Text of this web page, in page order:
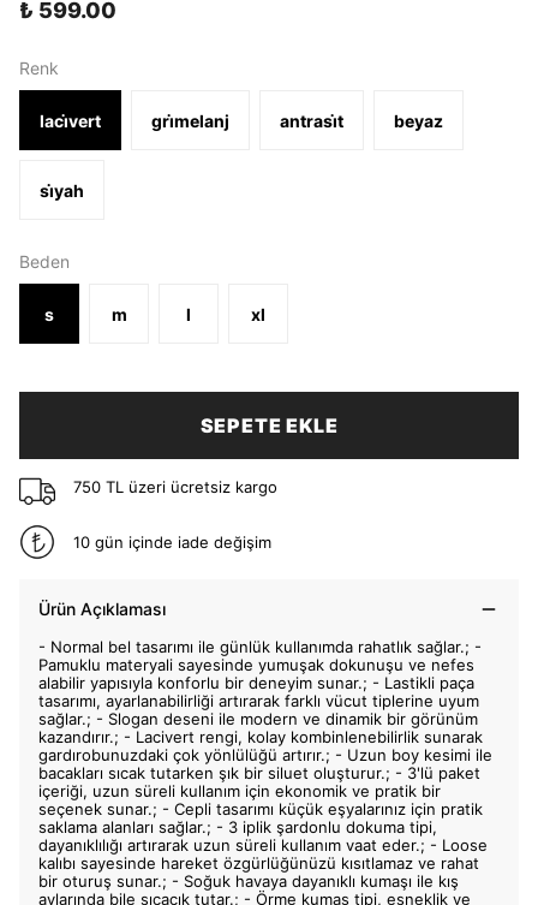
₺ 599.00
Renk
laci̇vert gri̇melanj antrasi̇t beyaz
si̇yah
Beden
s m l xl
SEPETE EKLE
750 TL üzeri ücretsiz kargo
10 gün içinde iade değişim
Ürün Açıklaması
- Normal bel tasarımı ile günlük kullanımda rahatlık sağlar.; -
Pamuklu materyali sayesinde yumuşak dokunuşu ve nefes
alabilir yapısıyla konforlu bir deneyim sunar.; - Lastikli paça
tasarımı, ayarlanabilirliği artırarak farklı vücut tiplerine uyum
sağlar.; - Slogan deseni ile modern ve dinamik bir görünüm
kazandırır.; - Lacivert rengi, kolay kombinlenebilirlik sunarak
gardırobunuzdaki çok yönlülüğü artırır.; - Uzun boy kesimi ile
bacakları sıcak tutarken şık bir siluet oluşturur.; - 3'lü paket
içeriği, uzun süreli kullanım için ekonomik ve pratik bir
seçenek sunar.; - Cepli tasarımı küçük eşyalarınız için pratik
saklama alanları sağlar.; - 3 iplik şardonlu dokuma tipi,
dayanıklılığı artırarak uzun süreli kullanım vaat eder.; - Loose
kalıbı sayesinde hareket özgürlüğünüzü kısıtlamaz ve rahat
bir oturuş sunar.; - Soğuk havaya dayanıklı kumaşı ile kış
aylarında bile sıcacık tutar.; - Örme kumaş tipi, esneklik ve